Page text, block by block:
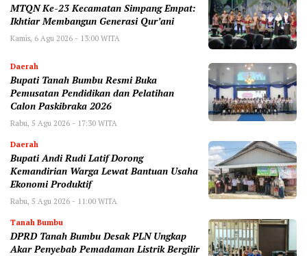
MTQN Ke-23 Kecamatan Simpang Empat:
Ikhtiar Membangun Generasi Qur’ani
Kamis, 6 Agu 2026 - 13:00 WITA
Daerah
Bupati Tanah Bumbu Resmi Buka
Pemusatan Pendidikan dan Pelatihan
Calon Paskibraka 2026
Rabu, 5 Agu 2026 - 17:30 WITA
Daerah
Bupati Andi Rudi Latif Dorong
Kemandirian Warga Lewat Bantuan Usaha
Ekonomi Produktif
Rabu, 5 Agu 2026 - 11:00 WITA
Tanah Bumbu
DPRD Tanah Bumbu Desak PLN Ungkap
Akar Penyebab Pemadaman Listrik Bergilir